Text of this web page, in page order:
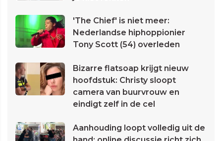
'The Chief' is niet meer:
Nederlandse hiphoppionier
Tony Scott (54) overleden
Bizarre flatsoap krijgt nieuw
hoofdstuk: Christy sloopt
camera van buurvrouw en
eindigt zelf in de cel
Aanhouding loopt volledig uit de